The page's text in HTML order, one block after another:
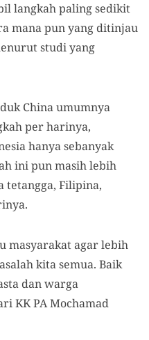
langkah paling sedikit
mana pun yang ditinjau
studi yang
China umumnya
per harinya,
hanya sebanyak
ini pun masih lebih
tetangga, Filipina,
masyarakat agar lebih
kita semua. Baik
dan warga
KK PA Mochamad